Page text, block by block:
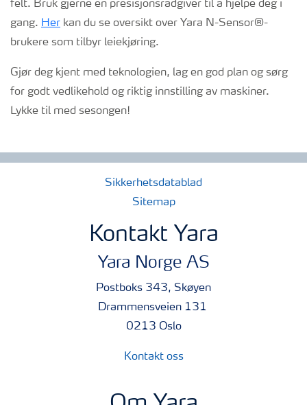
felt. Bruk gjerne en presisjonsrådgiver til å hjelpe deg i
gang. Her kan du se oversikt over Yara N-Sensor®-
brukere som tilbyr leiekjøring.
Gjør deg kjent med teknologien, lag en god plan og sørg
for godt vedlikehold og riktig innstilling av maskiner.
Lykke til med sesongen!
Sikkerhetsdatablad
Sitemap
Kontakt Yara
Yara Norge AS
Postboks 343, Skøyen
Drammensveien 131
0213 Oslo
Kontakt oss